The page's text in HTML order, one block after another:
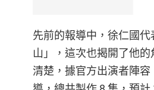
先前的報導中，徐仁國
山」，這次也揭開了他
清楚，據官方出演者陣